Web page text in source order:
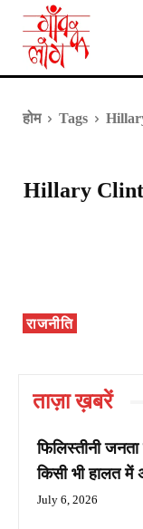
होम Tags
Hillary
राजनीति
ताज़ा ख़बरें
फिलिस्तीनी
किसी भी हालत में
July 6, 2026